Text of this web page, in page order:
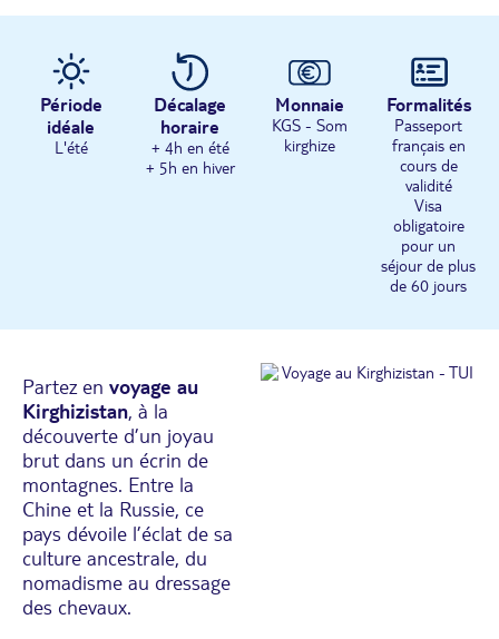
Période
idéale
L'été
Décalage
horaire
+ 4h en été
+ 5h en hiver
Monnaie
KGS - Som
kirghize
Formalités
Passeport
français en
cours de
validité
Visa
obligatoire
pour un
séjour de plus
de 60 jours
Partez en voyage au
Kirghizistan, à la
découverte d’un joyau
brut dans un écrin de
montagnes. Entre la
Chine et la Russie, ce
pays dévoile l’éclat de sa
culture ancestrale, du
nomadisme au dressage
des chevaux.